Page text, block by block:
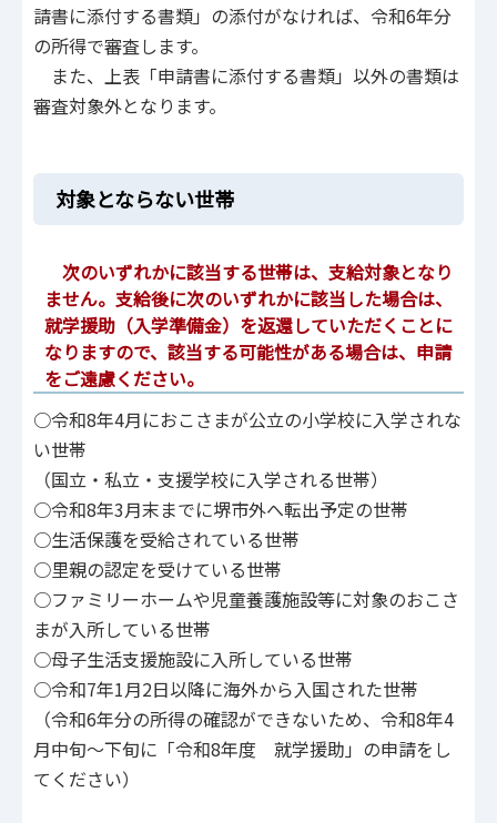
請書に添付する書類」の添付がなければ、令和6年分
の所得で審査します。
また、上表「申請書に添付する書類」以外の書類は
審査対象外となります。
対象とならない世帯
次のいずれかに該当する世帯は、支給対象となり
ません。支給後に次のいずれかに該当した場合は、
就学援助（入学準備金）を返還していただくことに
なりますので、該当する可能性がある場合は、申請
をご遠慮ください。
○令和8年4月におこさまが公立の小学校に入学されな
い世帯
（国立・私立・支援学校に入学される世帯）
○令和8年3月末までに堺市外へ転出予定の世帯
○生活保護を受給されている世帯
○里親の認定を受けている世帯
○ファミリーホームや児童養護施設等に対象のおこさ
まが入所している世帯
○母子生活支援施設に入所している世帯
○令和7年1月2日以降に海外から入国された世帯
（令和6年分の所得の確認ができないため、令和8年4
月中旬～下旬に「令和8年度 就学援助」の申請をし
てください）